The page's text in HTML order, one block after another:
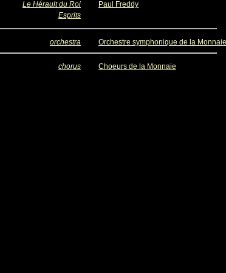
Le Hérault du Roi
Paul Freddy
Esprits
orchestra Orchestre symphonique de la Monnaie
chorus Choeurs de la Monnaie